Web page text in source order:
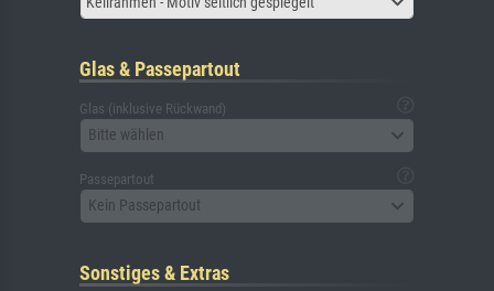
Glas & Passepartout
Glas (inklusive Rückwand)
Bitte wählen
Passepartout
Kein Passepartout
Sonstiges & Extras